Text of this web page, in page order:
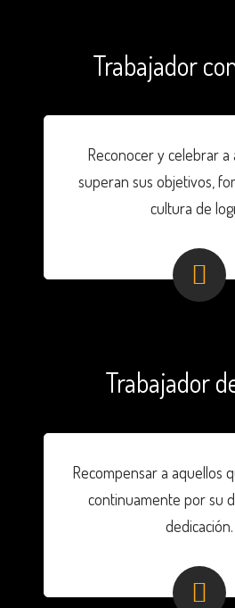
Trabajador
Reconocer y celebrar a
superan sus objetivos,
cultura de
Trabajador
Recompensar a aquellos
continuamente por su
dedicación.